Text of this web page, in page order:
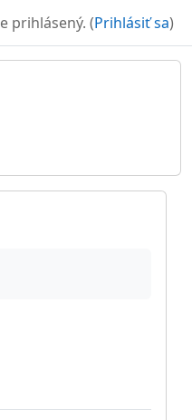
prihlásený. (Prihlásiť sa)